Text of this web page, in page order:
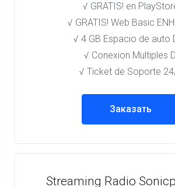
√ GRATIS! en
√ GRATIS! Web Basic
√ 4 GB Espacio de auto
√ Conexion Multiples
√ Ticket de Soporte
Заказать
Streaming Radio